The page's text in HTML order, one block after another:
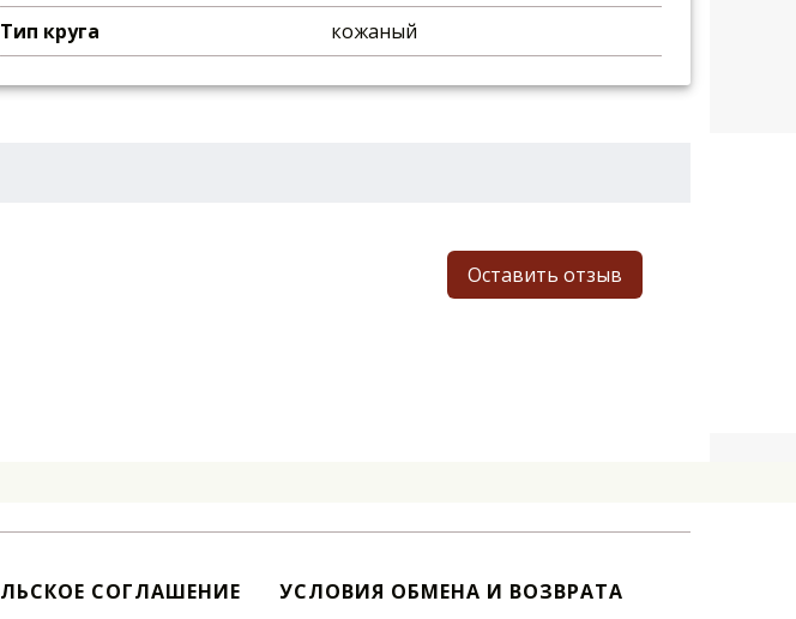
Тип круга
кожаный
Оставить отзыв
СОГЛАШЕНИЕ УСЛОВИЯ ОБМЕНА И ВОЗВРАТА